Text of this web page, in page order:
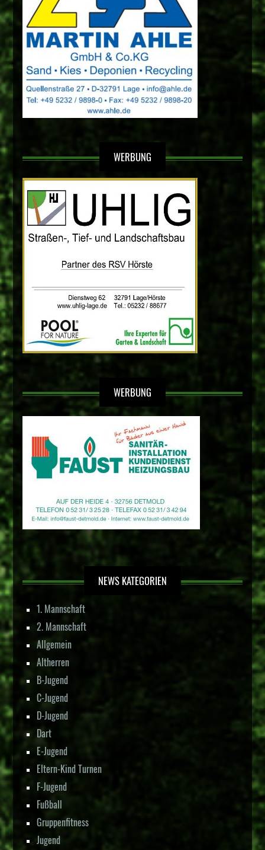
WERBUNG
WERBUNG
NEWS KATEGORIEN
1. Mannschaft
2. Mannschaft
Allgemein
Altherren
B-Jugend
C-Jugend
D-Jugend
Dart
E-Jugend
Eltern-Kind Turnen
F-Jugend
Fußball
Gruppenfitness
Jugend